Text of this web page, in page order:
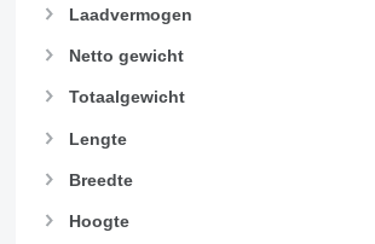
Laadvermogen
Netto gewicht
Totaalgewicht
Lengte
Breedte
Hoogte